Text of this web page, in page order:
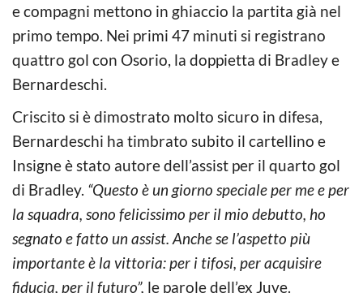
e compagni mettono in ghiaccio la partita già nel
primo tempo. Nei primi 47 minuti si registrano
quattro gol con Osorio, la doppietta di Bradley e
Bernardeschi.
Criscito si è dimostrato molto sicuro in difesa,
Bernardeschi ha timbrato subito il cartellino e
Insigne è stato autore dell’assist per il quarto gol
di Bradley. “Questo è un giorno speciale per me e per
la squadra, sono felicissimo per il mio debutto, ho
segnato e fatto un assist. Anche se l’aspetto più
importante è la vittoria: per i tifosi, per acquisire
fiducia, per il futuro”, le parole dell’ex Juve.